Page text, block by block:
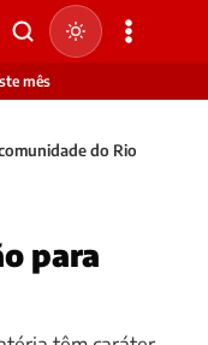
mês
do Rio
para